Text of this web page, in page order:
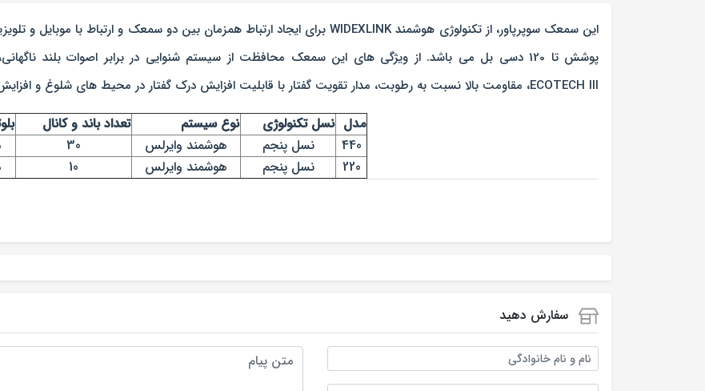
پوشش تا 120 دسی بل می باشد. از ویژگی های این سمعک محافظت از سیستم شنوایی در برابر اصوات بلند
ECOTECH III، مقاومت بالا نسبت به رطوبت، مدار تقویت گفتار با قابلیت افزایش درک گفتار در محیط های شلوغ و افزایش درک گفتار هنگام مکالمه تلفنی می باشد.
مدل نسل تکنولوژی نوع سیستم تعداد باند و کانال
440
نسل پنجم هوشمند وایرلس 30
220
نسل پنجم هوشمند وایرلس 10
سفارش دهید
نام و نام خانوادگی
متن پیام